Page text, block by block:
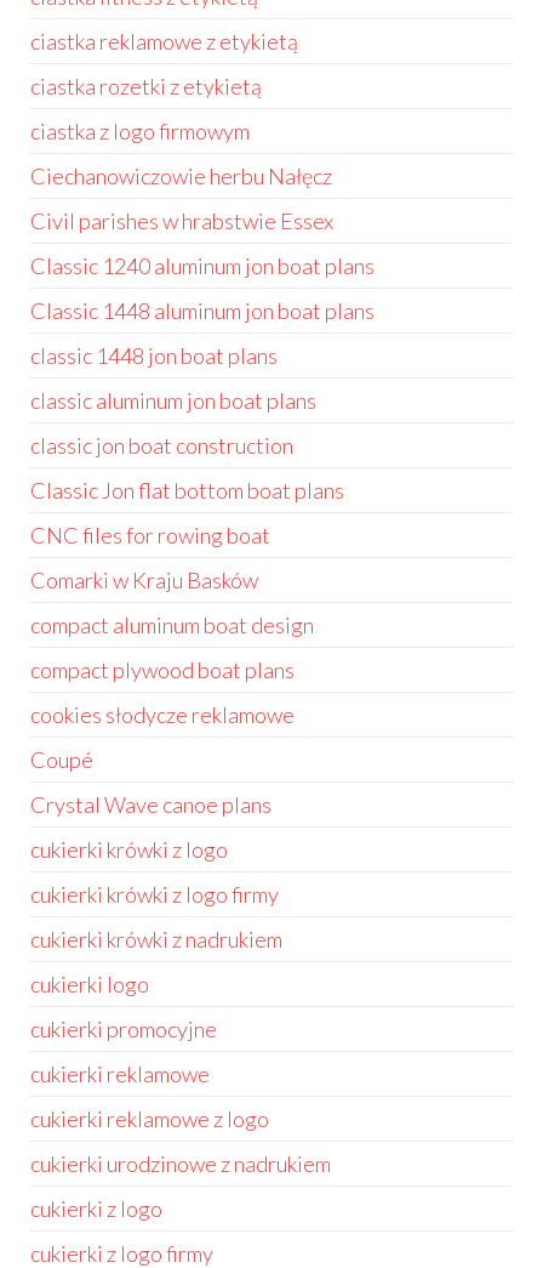
ciastka reklamowe z etykietą
ciastka rozetki z etykietą
ciastka z logo firmowym
Ciechanowiczowie herbu Nałęcz
Civil parishes w hrabstwie Essex
Classic 1240 aluminum jon boat plans
Classic 1448 aluminum jon boat plans
classic 1448 jon boat plans
classic aluminum jon boat plans
classic jon boat construction
Classic Jon flat bottom boat plans
CNC files for rowing boat
Comarki w Kraju Basków
compact aluminum boat design
compact plywood boat plans
cookies słodycze reklamowe
Coupé
Crystal Wave canoe plans
cukierki krówki z logo
cukierki krówki z logo firmy
cukierki krówki z nadrukiem
cukierki logo
cukierki promocyjne
cukierki reklamowe
cukierki reklamowe z logo
cukierki urodzinowe z nadrukiem
cukierki z logo
cukierki z logo firmy